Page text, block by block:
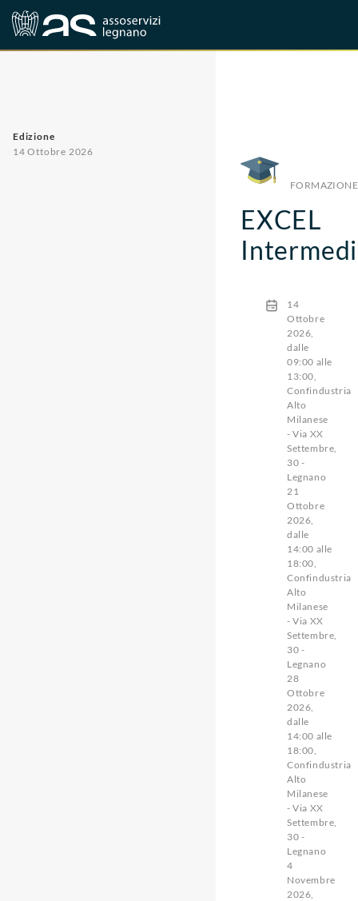
Corsi Formazione
Edizione
14 Ottobre 2026
FORMAZIONE
EXCEL
14
Ottobre
2026,
dalle
09:00 alle
13:00,
Confindustria
Alto
Milanese
- Via XX
Settembre,
30 -
Legnano
21
Ottobre
2026,
dalle
14:00 alle
18:00,
Confindustria
Alto
Milanese
- Via XX
Settembre,
30 -
Legnano
28
Ottobre
2026,
dalle
14:00 alle
18:00,
Confindustria
Alto
Milanese
- Via XX
Settembre,
30 -
Legnano
4
Novembre
2026,